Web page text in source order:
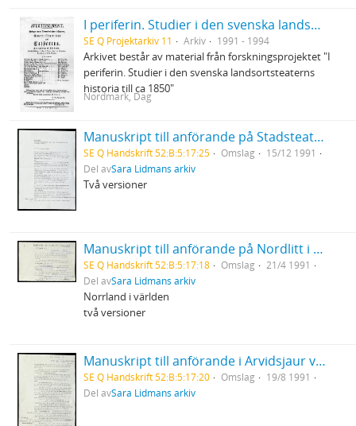
I periferin. Studier i den svenska landsortsteaterns historia till ca 1850
SE Q Projektarkiv 11 Arkiv 1991 - 1994
Arkivet består av material från forskningsprojektet "I
periferin. Studier i den svenska landsortsteaterns
historia till ca 1850"
Nordmark, Dag
Manuskript till anförande på Stadsteatern, Stockholm på möte för ANC och Nadine Gordimer
SE Q Handskrift 52:B:5:17:25 Omslag
15/12 1991
Del avSara Lidmans arkiv
Två versioner
Manuskript till anförande på Nordlitt i Skellefteå
SE Q Handskrift 52:B:5:17:18 Omslag
21/4 1991
Del avSara Lidmans arkiv
Norrland i världen
två versioner
Manuskript till anförande i Arvidsjaur vid gala för Inlandsbanan
SE Q Handskrift 52:B:5:17:20 Omslag
19/8 1991
Del avSara Lidmans arkiv